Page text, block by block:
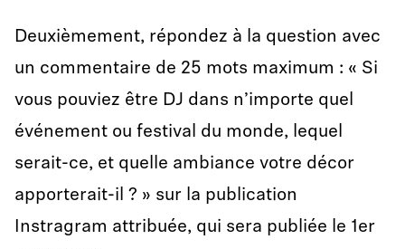
Deuxièmement, répondez à la question avec
un commentaire de 25 mots maximum : « Si
vous pouviez être DJ dans n’importe quel
événement ou festival du monde, lequel
serait-ce, et quelle ambiance votre décor
apporterait-il ? » sur la publication
Instragram attribuée, qui sera publiée le 1er